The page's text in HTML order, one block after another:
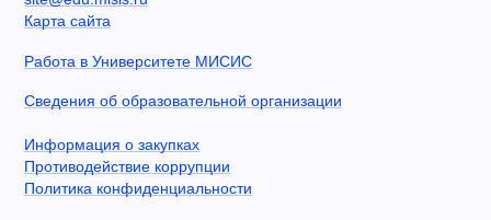
Карта сайта
Работа в Университете МИСИС
Сведения об образовательной организации
Информация о закупках
Противодействие коррупции
Политика конфиденциальности